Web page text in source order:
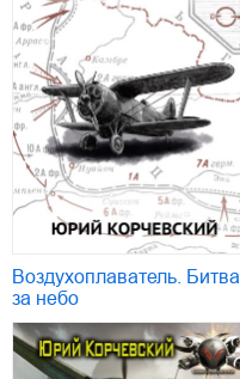
Воздухоплаватель. Битва
за небо